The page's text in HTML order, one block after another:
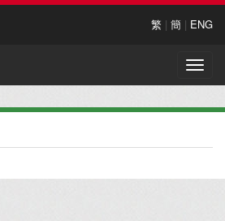
繁 | 簡 | ENG
Toggle